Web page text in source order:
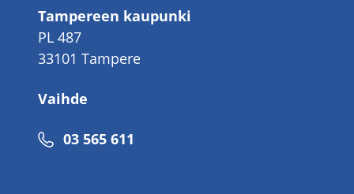
Tampereen kaupunki
PL 487
33101 Tampere
Vaihde
Puhelinnumero
03 565 611